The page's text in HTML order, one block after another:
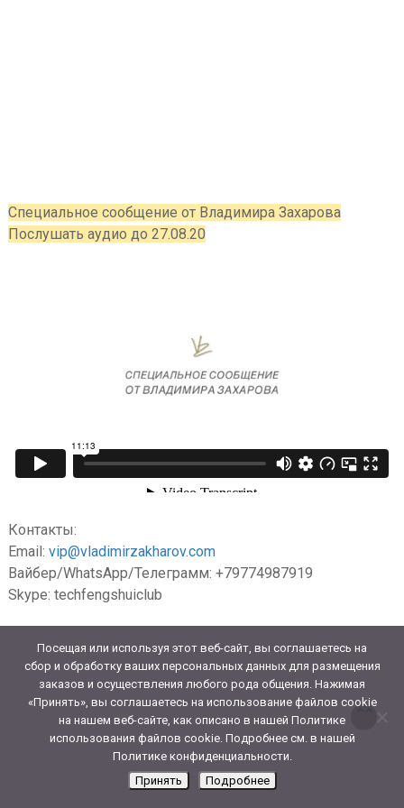
Специальное сообщение от Владимира Захарова
Послушать аудио до 27.08.20
Контакты:
Email: vip@vladimirzakharov.com
Вайбер/WhatsApp/Телеграмм: +79774987919
Skype: techfengshuiclub
Посещая или используя этот веб-сайт, вы соглашаетесь на
сбор и обработку ваших персональных данных для размещения
заказов и осуществления любого рода общения. Нажимая
«Принять», вы соглашаетесь на использование файлов cookie
на нашем веб-сайте, как описано в нашей Политике
использования файлов cookie. Подробнее см. в нашей
Политике конфиденциальности.
Принять
Подробнее